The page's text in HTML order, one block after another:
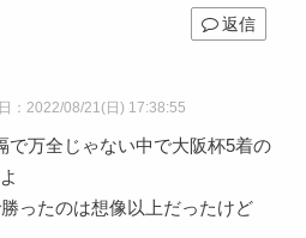
返信
：2022/08/21(日) 17:38:55
で万全じゃない中で大阪杯5着の
ったのは想像以上だったけど